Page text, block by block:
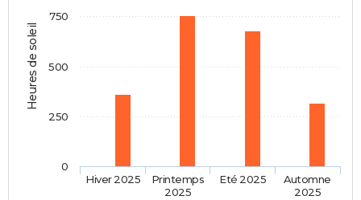
Heures de soleil
Hiver 2025
Printemps
2025
Eté 2025
Automne
2025
0
250
500
750